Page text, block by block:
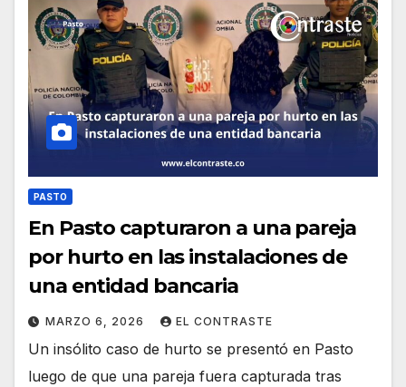
PASTO
En Pasto capturaron a una pareja
por hurto en las instalaciones de
una entidad bancaria
MARZO 6, 2026 EL CONTRASTE
Un insólito caso de hurto se presentó en Pasto
luego de que una pareja fuera capturada tras